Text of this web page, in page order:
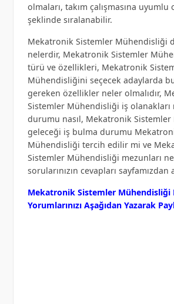
olmaları, takım çalışmasına uyumlu
şeklinde sıralanabilir.
Mekatronik Sistemler Mühendisliği
nelerdir, Mekatronik Sistemler
türü ve özellikleri, Mekatronik
Mühendisliğini seçecek adaylarda
gereken özellikler neler olmalıdır,
Sistemler Mühendisliği iş olanakları
durumu nasıl, Mekatronik
geleceği iş bulma durumu
Mühendisliği tercih edilir mi ve
Sistemler Mühendisliği mezunları
sorularınızın cevapları sayfamızdan
Mekatronik Sistemler Mühendisliği
Yorumlarınızı Aşağıdan Yazarak